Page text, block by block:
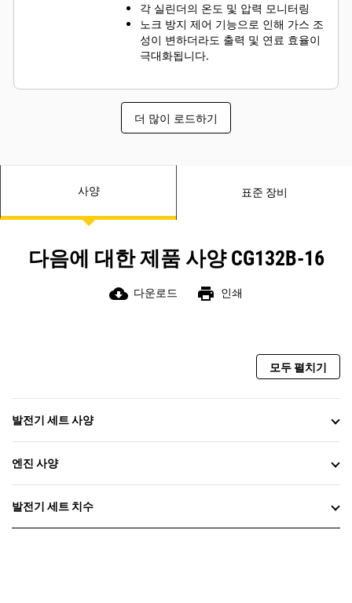
각 실린더의 온도 및 압력 모니터링
노크 방지 제어 기능으로 인해 가스 조
성이 변하더라도 출력 및 연료 효율이
극대화됩니다.
더 많이 로드하기
사양 표준 장비
다음에 대한 제품 사양 CG132B-16
cloud_download 다운로드 print 인쇄
모두 펼치기
발전기 세트 사양
엔진 사양
발전기 세트 치수